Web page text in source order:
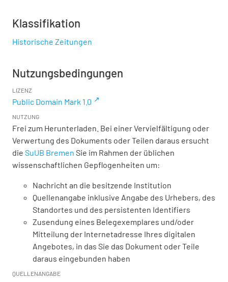
Klassifikation
Historische Zeitungen
Nutzungsbedingungen
LIZENZ
Public Domain Mark 1.0
NUTZUNG
Frei zum Herunterladen. Bei einer Vervielfältigung oder
Verwertung des Dokuments oder Teilen daraus ersucht
die SuUB Bremen Sie im Rahmen der üblichen
wissenschaftlichen Gepflogenheiten um:
Nachricht an die besitzende Institution
Quellenangabe inklusive Angabe des Urhebers, des
Standortes und des persistenten Identifiers
Zusendung eines Belegexemplares und/oder
Mitteilung der Internetadresse Ihres digitalen
Angebotes, in das Sie das Dokument oder Teile
daraus eingebunden haben
QUELLENANGABE